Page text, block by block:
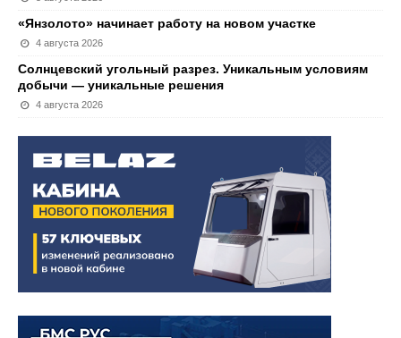
«Янзолото» начинает работу на новом участке
4 августа 2026
Солнцевский угольный разрез. Уникальным условиям
добычи — уникальные решения
4 августа 2026